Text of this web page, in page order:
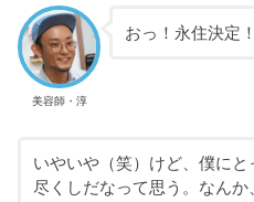
美容師・淳
おっ！永住決定
いやいや（笑）けど、僕にと
尽くしだなって思う。なん